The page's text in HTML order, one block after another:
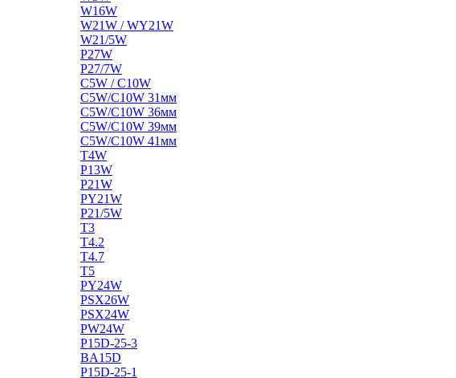
W16W
W21W / WY21W
W21/5W
P27W
P27/7W
C5W / C10W
C5W/C10W 31мм
C5W/C10W 36мм
C5W/C10W 39мм
C5W/C10W 41мм
T4W
P13W
P21W
PY21W
P21/5W
T3
T4.2
T4.7
T5
PY24W
PSX26W
PSX24W
PW24W
P15D-25-3
BA15D
P15D-25-1